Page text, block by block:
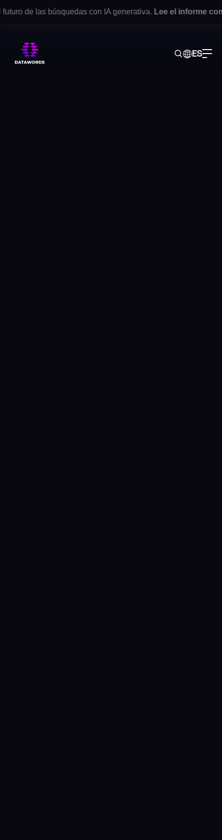
de las búsquedas con IA generativa.Lee el informe
ES